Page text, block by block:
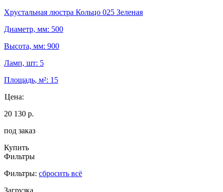
Хрустальная люстра Кольцо 025 Зеленая
Диаметр, мм: 500
Высота, мм: 900
Ламп, шт: 5
Площадь, м²: 15
Цена:
20 130 р.
под заказ
Купить
Фильтры
Фильтры: сбросить всё
Загрузка...